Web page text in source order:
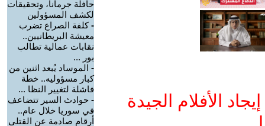
الأفلام الجيدة
حافلة جرمانا، وتحقيقات
لكشف المسؤولين
-كلفة الصراع تضرب
معيشة البريطانيين..
نقابات عمالية تطالب
بور ...
- الموساد يُبعد اثنين من
كبار مسؤوليه.. خطة
فاشلة لتغيير النظا ...
- حوادث السير تتضاعف
في سوريا خلال عام..
أرقام صادمة عن القتلى